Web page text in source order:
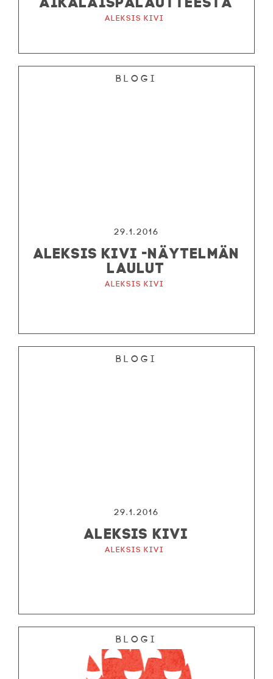
Aleksis Kivi
Blogi
29.1.2016
ALEKSIS KIVI -NÄYTELMÄN
LAULUT
Aleksis Kivi
Blogi
29.1.2016
ALEKSIS KIVI
Aleksis Kivi
Blogi